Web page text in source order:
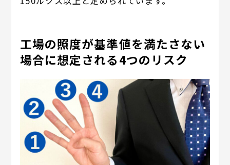
工場の照度が基準値を満たさない
場合に想定される4つのリスク